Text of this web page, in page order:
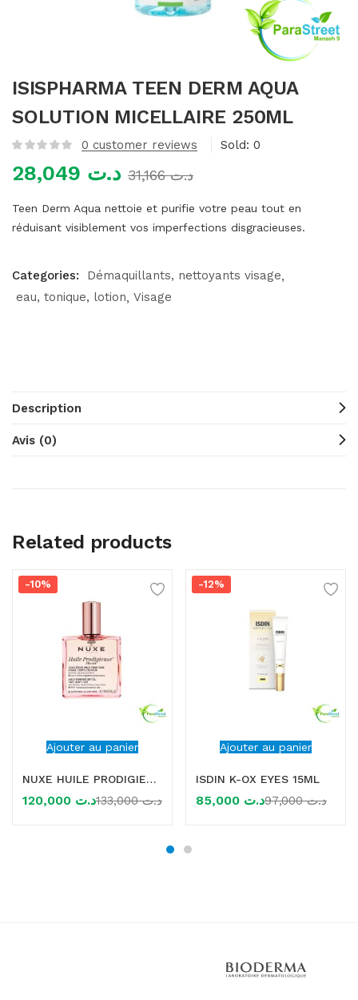
ISISPHARMA TEEN DERM AQUA
SOLUTION MICELLAIRE 250ML
0 customer reviews Sold: 0
د.ت د.ت31,166
Teen Derm Aqua nettoie et purifie votre peau tout en
réduisant visiblement vos imperfections disgracieuses.
Categories:
Démaquillants, nettoyants visage
eau, tonique, lotion Visage
Description
Avis (0)
Related products
Ajouter au panier
-10%
NUXE HUILE PRODIGIEUSE FLORALE 100ml
د.ت د.ت133,000
Ajouter au panier
-12%
ISDIN K-OX EYES 15ML
د.ت د.ت97,000